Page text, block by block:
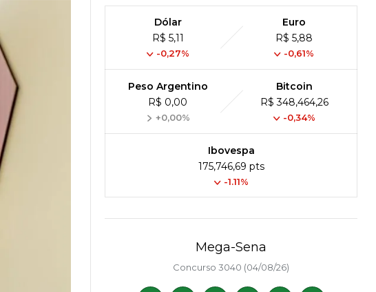
Dólar
R$ 5,11
-0,27%
Euro
R$ 5,88
-0,61%
Peso Argentino
R$ 0,00
+0,00%
Bitcoin
R$ 348,464,26
-0,34%
Ibovespa
175,746,69 pts
-1.11%
Mega-Sena
Concurso 3040 (04/08/26)